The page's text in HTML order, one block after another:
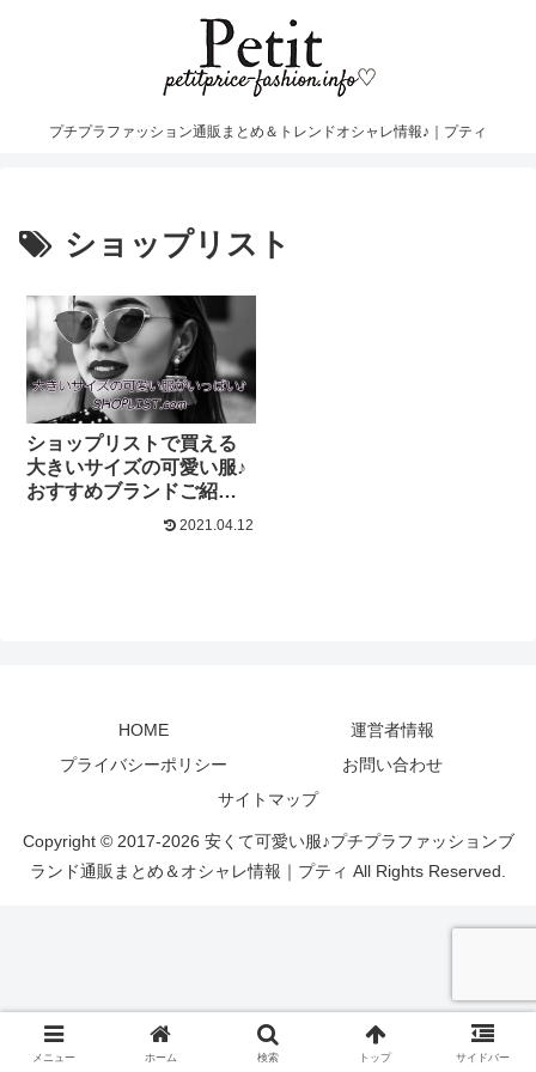
プチプラファッション通販まとめ＆トレンドオシャレ情報♪｜プティ
ショップリスト
ショップリストで買える
大きいサイズの可愛い服♪
おすすめブランドご紹介
2021.04.12
HOME
運営者情報
プライバシーポリシー
お問い合わせ
サイトマップ
Copyright © 2017-2026 安くて可愛い服♪プチプラファッションブ
ランド通販まとめ＆オシャレ情報｜プティ All Rights Reserved.
メニュー ホーム 検索 トップ サイドバー